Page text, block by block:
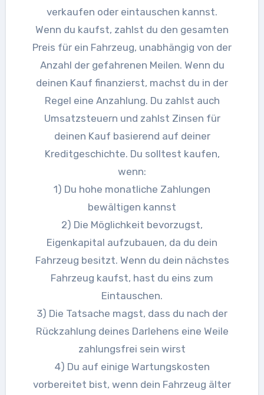
verkaufen oder eintauschen kannst.
Wenn du kaufst, zahlst du den gesamten
Preis für ein Fahrzeug, unabhängig von der
Anzahl der gefahrenen Meilen. Wenn du
deinen Kauf finanzierst, machst du in der
Regel eine Anzahlung. Du zahlst auch
Umsatzsteuern und zahlst Zinsen für
deinen Kauf basierend auf deiner
Kreditgeschichte. Du solltest kaufen,
wenn:
1) Du hohe monatliche Zahlungen
bewältigen kannst
2) Die Möglichkeit bevorzugst,
Eigenkapital aufzubauen, da du dein
Fahrzeug besitzt. Wenn du dein nächstes
Fahrzeug kaufst, hast du eins zum
Eintauschen.
3) Die Tatsache magst, dass du nach der
Rückzahlung deines Darlehens eine Weile
zahlungsfrei sein wirst
4) Du auf einige Wartungskosten
vorbereitet bist, wenn dein Fahrzeug älter